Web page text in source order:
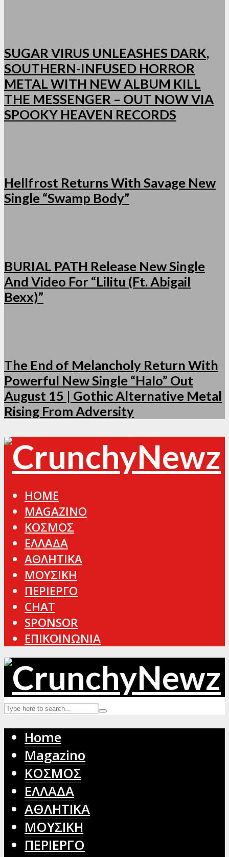
SUGAR VIRUS UNLEASHES DARK,
SOUTHERN-INFUSED HORROR
METAL WITH NEW ALBUM KILL
THE MESSENGER – OUT NOW VIA
SPOOKY HEAVEN RECORDS
Hellfrost Returns With Savage New
Single “Swamp Body”
BURIAL PATH Release New Single
And Video For “Lilitu (Ft. Abigail
Bexx)”
The End of Melancholy Return With
Powerful New Single “Halo” Out
August 15 | Gothic Alternative Metal
Rising From Adversity
HOME
MAGAZINO
ΚΟΣΜΟΣ
ΕΛΛΑΔΑ
ΑΘΛΗΤΙΚΑ
ΜΟΥΣΙΚΗ
ΠΕΡΙΕΡΓΟ
CHAT
SPONSOR
ΕΠΙΚΟΙΝΩΝΙΑ
Home
Magazino
ΚΟΣΜΟΣ
ΕΛΛΑΔΑ
ΑΘΛΗΤΙΚΑ
ΜΟΥΣΙΚΗ
ΠΕΡΙΕΡΓΟ